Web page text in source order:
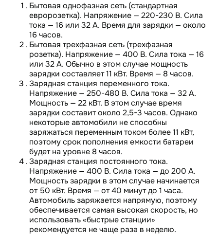
Бытовая однофазная сеть (стандартная
евророзетка). Напряжение — 220-230 В. Сила
тока — 16 или 32 А. Время для зарядки — около
16 часов.
Бытовая трехфазная сеть (трехфазная
розетка). Напряжение — 400 В. Сила тока — 16
или 32 А. Обычно в этом случае мощность
зарядки составляет 11 кВт. Время — 8 часов.
Зарядная станция переменного тока.
Напряжение — 250-480 В. Сила тока — 32 А.
Мощность — 22 кВт. В этом случае время
зарядки составит около 2,5-3 часов. Однако
некоторые автомобили не способны
заряжаться переменным током более 11 кВт,
поэтому срок пополнения емкости батареи
будет на уровне 8 часов.
Зарядная станция постоянного тока.
Напряжение — 400 В. Сила тока — до 200 А.
Мощность зарядки в этом случае начинается
от 50 кВт. Время — от 40 минут до 1 часа.
Автомобиль заряжается напрямую, поэтому
обеспечивается самая высокая скорость, но
использовать «быстрые станции»
рекомендуется не чаще раза в неделю.